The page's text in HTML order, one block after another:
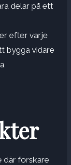
delar på ett
efter varje
bygga vidare
där forskare